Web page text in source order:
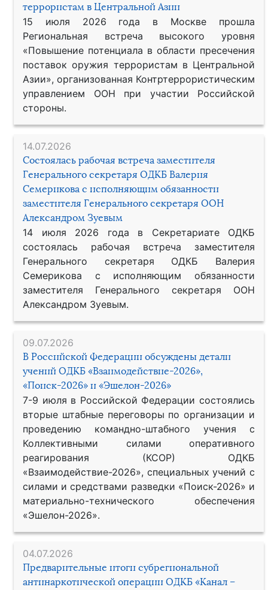
террористам в Центральной Азии
15 июля 2026 года в Москве прошла
Региональная встреча высокого уровня
«Повышение потенциала в области пресечения
поставок оружия террористам в Центральной
Азии», организованная Контртеррористическим
управлением ООН при участии Российской
стороны.
14.07.2026
Состоялась рабочая встреча заместителя
Генерального секретаря ОДКБ Валерия
Семерикова с исполняющим обязанности
заместителя Генерального секретаря ООН
Александром Зуевым
14 июля 2026 года в Секретариате ОДКБ
состоялась рабочая встреча заместителя
Генерального секретаря ОДКБ Валерия
Семерикова с исполняющим обязанности
заместителя Генерального секретаря ООН
Александром Зуевым.
09.07.2026
В Российской Федерации обсуждены детали
учений ОДКБ «Взаимодействие-2026»,
«Поиск-2026» и «Эшелон-2026»
7-9 июля в Российской Федерации состоялись
вторые штабные переговоры по организации и
проведению командно-штабного учения с
Коллективными силами оперативного
реагирования (КСОР) ОДКБ
«Взаимодействие-2026», специальных учений с
силами и средствами разведки «Поиск-2026» и
материально-технического обеспечения
«Эшелон-2026».
04.07.2026
Предварительные итоги субрегиональной
антинаркотической операции ОДКБ «Канал –